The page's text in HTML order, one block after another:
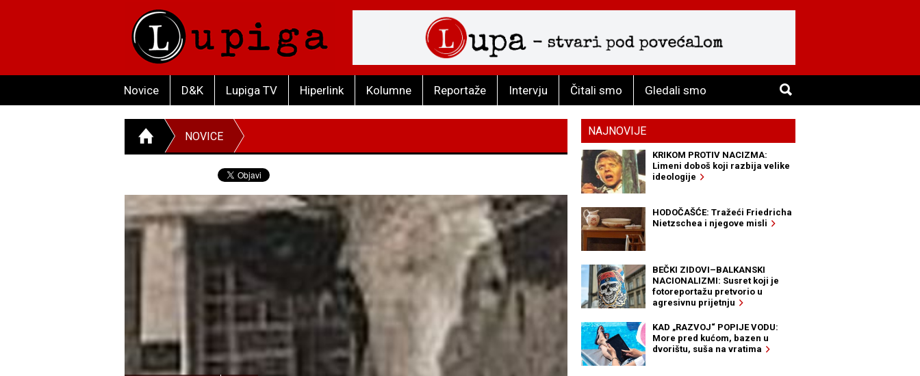
Novice D&K Lupiga TV Hiperlink Kolumne Reportaže Intervju Čitali smo Gledali smo
NOVICE NAJNOVIJE
KRIKOM PROTIV NACIZMA:
Limeni doboš koji razbija velike
ideologije
HODOČAŠĆE: Tražeći Friedricha
Nietzschea i njegove misli
BEČKI ZIDOVI–BALKANSKI
NACIONALIZMI: Susret koji je
fotoreportažu pretvorio u
agresivnu prijetnju
KAD „RAZVOJ“ POPIJE VODU:
More pred kućom, bazen u
dvorištu, suša na vratima